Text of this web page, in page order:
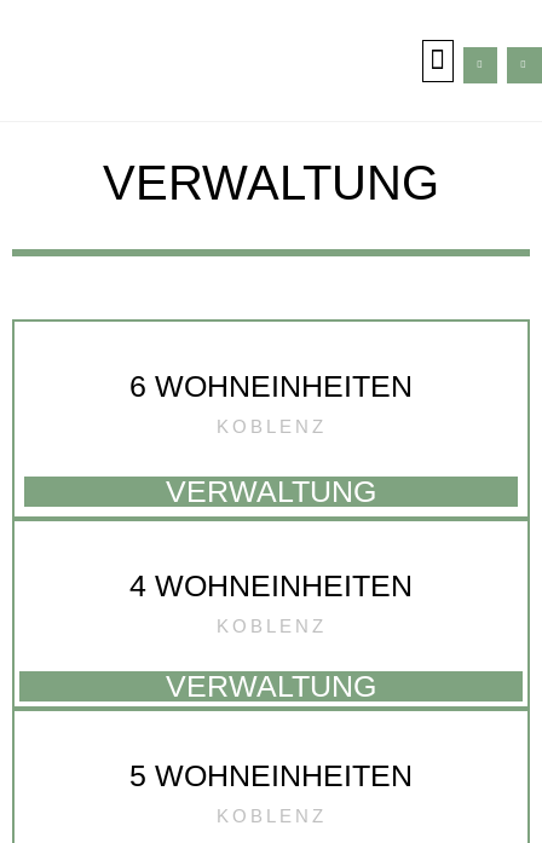
VERWALTUNG
6 WOHNEINHEITEN
KOBLENZ
VERWALTUNG
4 WOHNEINHEITEN
KOBLENZ
VERWALTUNG
5 WOHNEINHEITEN
KOBLENZ